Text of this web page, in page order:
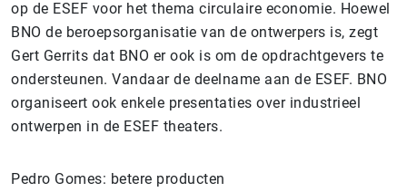
op de ESEF voor het thema circulaire economie. Hoewel
BNO de beroepsorganisatie van de ontwerpers is, zegt
Gert Gerrits dat BNO er ook is om de opdrachtgevers te
ondersteunen. Vandaar de deelname aan de ESEF. BNO
organiseert ook enkele presentaties over industrieel
ontwerpen in de ESEF theaters.
Pedro Gomes: betere producten